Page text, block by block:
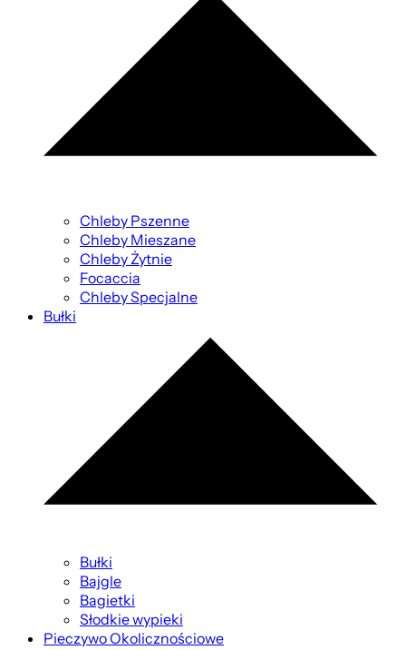
Chleby Pszenne
Chleby Mieszane
Chleby Żytnie
Focaccia
Chleby Specjalne
Bułki
Bułki
Bajgle
Bagietki
Słodkie wypieki
Pieczywo Okolicznościowe